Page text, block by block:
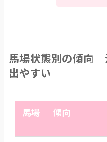
馬場状態別の傾向
出やすい
馬場 傾向